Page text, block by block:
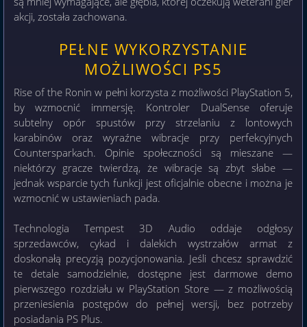
akcji, została zachowana.
PEŁNE WYKORZYSTANIE
MOŻLIWOŚCI PS5
Rise of the Ronin w pełni korzysta z możliwości PlayStation 5,
by wzmocnić immersję. Kontroler DualSense oferuje
subtelny opór spustów przy strzelaniu z lontowych
karabinów oraz wyraźne wibracje przy perfekcyjnych
Countersparkach. Opinie społeczności są mieszane —
niektórzy gracze twierdzą, że wibracje są zbyt słabe —
jednak wsparcie tych funkcji jest oficjalnie obecne i można je
wzmocnić w ustawieniach pada.
Technologia Tempest 3D Audio oddaje odgłosy
sprzedawców, cykad i dalekich wystrzałów armat z
doskonałą precyzją pozycjonowania. Jeśli chcesz sprawdzić
te detale samodzielnie, dostępne jest darmowe demo
pierwszego rozdziału w PlayStation Store — z możliwością
przeniesienia postępów do pełnej wersji, bez potrzeby
posiadania PS Plus.